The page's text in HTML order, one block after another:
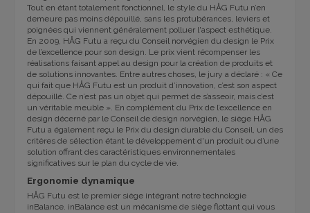
Tout en étant totalement fonctionnel, le style du HÅG Futu n’en
demeure pas moins dépouillé, sans les protubérances, leviers et
poignées qui viennent généralement polluer l'aspect esthétique.
En 2009, HÅG Futu a reçu du Conseil norvégien du design le Prix
de l’excellence pour son design. Le prix vient récompenser les
réalisations faisant appel au design pour la création de produits et
de solutions innovantes. Entre autres choses, le jury a déclaré : « Ce
qui fait que HÅG Futu est un produit d’innovation, c’est son aspect
dépouillé. Ce n’est pas un objet qui permet de s’asseoir, mais c’est
un véritable meuble ». En complément du Prix de l’excellence en
design décerné par le Conseil de design norvégien, le siège HÅG
Futu a également reçu le Prix du design durable du Conseil, un des
critères de sélection étant le développement d'un produit ou d’une
solution offrant des caractéristiques environnementales
significatives sur le plan du cycle de vie.
Ergonomie dynamique
HÅG Futu est le premier siège intégrant notre technologie
inBalance. inBalance est un mécanisme de siège flottant qui vous